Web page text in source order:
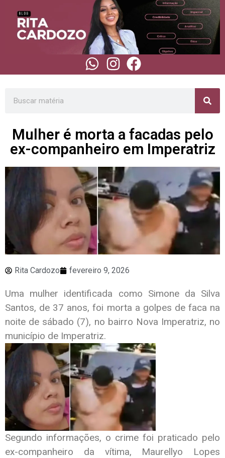
Mulher é morta a facadas pelo
ex-companheiro em Imperatriz
Rita Cardozo fevereiro 9, 2026
Uma mulher identificada como Simone da Silva
Santos, de 37 anos, foi morta a golpes de faca na
noite de sábado (7), no bairro Nova Imperatriz, no
município de Imperatriz.
Segundo informações, o crime foi praticado pelo
ex-companheiro da vítima, Maurellyo Lopes